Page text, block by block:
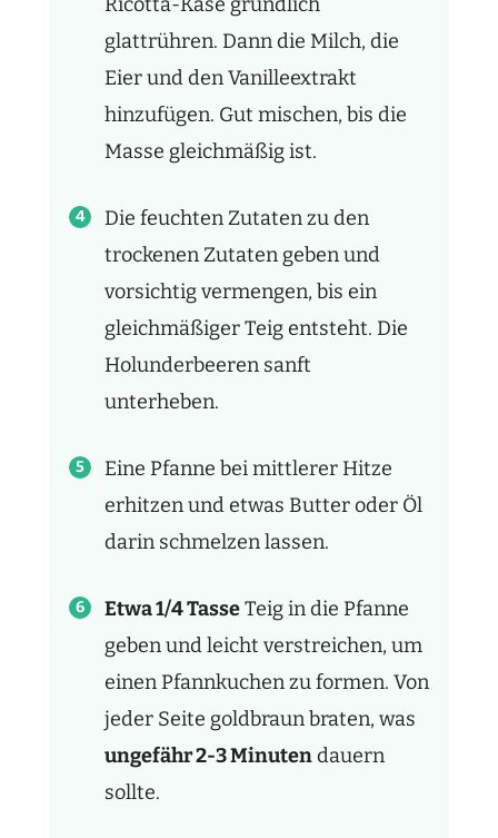
Ricotta-Käse gründlich
glattrühren. Dann die Milch, die
Eier und den Vanilleextrakt
hinzufügen. Gut mischen, bis die
Masse gleichmäßig ist.
Die feuchten Zutaten zu den
trockenen Zutaten geben und
vorsichtig vermengen, bis ein
gleichmäßiger Teig entsteht. Die
Holunderbeeren sanft
unterheben.
Eine Pfanne bei mittlerer Hitze
erhitzen und etwas Butter oder Öl
darin schmelzen lassen.
Etwa 1/4 TasseTeig in die Pfanne
geben und leicht verstreichen, um
einen Pfannkuchen zu formen. Von
jeder Seite goldbraun braten, was
ungefähr 2-3 Minutendauern
sollte.